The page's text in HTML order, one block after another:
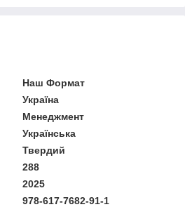
Наш Формат
Україна
Менеджмент
Українська
Твердий
288
2025
978-617-7682-91-1